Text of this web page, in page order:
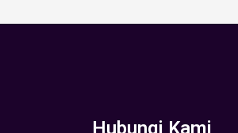
Hubungi Kami